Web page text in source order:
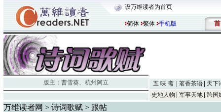
设万维读者为首页
简体 繁体 手机版 首
版主： 曹雪葵、 杭州阿立 五 味 斋 茗香茶语
天下
史地人物
军事天地 跨国
万维读者网 > 诗词歌赋 > 跟帖